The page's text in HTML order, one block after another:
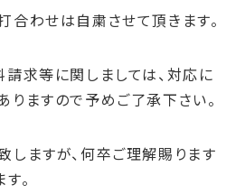
合わせは自粛させて頂きます。
請求等に関しましては、対応に
ますので予めご了承下さい。
しますが、何卒ご理解賜ります
。